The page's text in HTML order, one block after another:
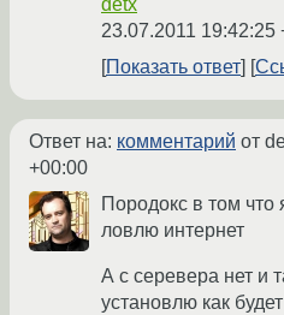
detx
23.07.2011 19:42:25
Показать ответ
Ответ на: комментарий от
+00:00
Породокс в том что
ловлю интернет
А с серевера нет и
установлю как будет